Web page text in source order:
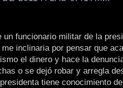
un funcionario militar de la
inclinaria por pensar que
el dinero y hace la
o se dejó robar y arregla
tiene conocimiento